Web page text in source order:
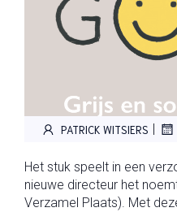
PATRICK WITSIERS |
Het stuk speelt in een
nieuwe directeur het
Verzamel Plaats). Met